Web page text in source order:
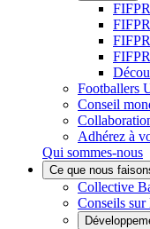
Footballers
Conseil
Adhérez à
Qui sommes-nous
Ce que nous
Collective
Conseils sur